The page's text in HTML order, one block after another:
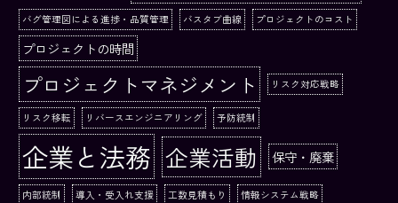
バグ管理図による進捗・品質管理 バスタブ曲線 プロジェクトのコスト
プロジェクトの時間
プロジェクトマネジメント リスク対応戦略
リスク移転 リバースエンジニアリング 予防統制
企業と法務 企業活動 保守・廃棄
内部統制 導入・受入れ支援 工数見積もり 情報システム戦略